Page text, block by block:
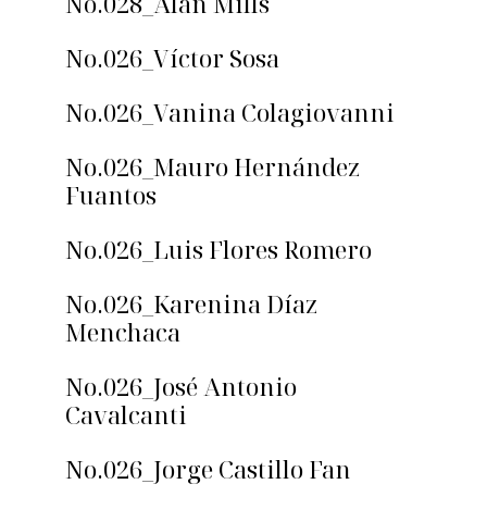
No.026_Víctor Sosa
No.026_Vanina Colagiovanni
No.026_Mauro Hernández
Fuantos
No.026_Luis Flores Romero
No.026_Karenina Díaz
Menchaca
No.026_José Antonio
Cavalcanti
No.026_Jorge Castillo Fan